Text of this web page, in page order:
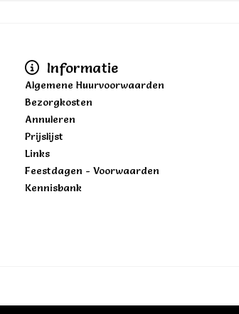
Informatie
Algemene Huurvoorwaarden
Bezorgkosten
Annuleren
Prijslijst
Links
Feestdagen - Voorwaarden
Kennisbank